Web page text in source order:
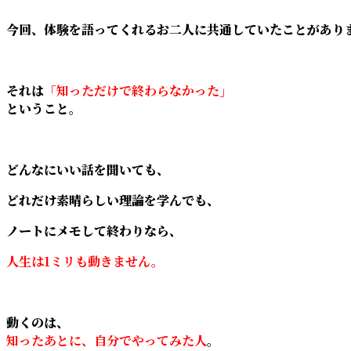
今回、体験を語ってくれるお二人に共通していたことがあり
それは 「知っただけで終わらなかった」
ということ。
どんなにいい話を聞いても、
どれだけ素晴らしい理論を学んでも、
ノートにメモして終わりなら、
人生は1ミリも動きません。
動くのは、
知ったあとに、自分でやってみた人。